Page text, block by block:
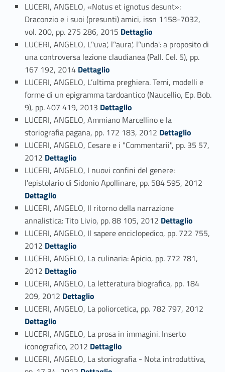
LUCERI, ANGELO, «Notus et ignotus desunt»:
Draconzio e i suoi (presunti) amici, issn 1158-7032,
vol. 200, pp. 275 286, 2015 Link identifier #identifier_person_9684-69
Dettaglio
LUCERI, ANGELO, L’'uva', l’'aura', l’'unda': a proposito di
una controversa lezione claudianea (Pall. Cel. 5), pp.
167 192, 2014 Link identifier #identifier_person_199589-70
Dettaglio
LUCERI, ANGELO, L’ultima preghiera. Temi, modelli e
forme di un epigramma tardoantico (Naucellio, Ep. Bob.
9), pp. 407 419, 2013 Link identifier #identifier_person_29138-71
Dettaglio
LUCERI, ANGELO, Ammiano Marcellino e la
storiografia pagana, pp. 172 183, 2012 Link identifier #identifier_person_44683-72
Dettaglio
LUCERI, ANGELO, Cesare e i "Commentarii", pp. 35 57,
2012 Link identifier #identifier_person_67432-73
Dettaglio
LUCERI, ANGELO, I nuovi confini del genere:
l'epistolario di Sidonio Apollinare, pp. 584 595, 2012
Dettaglio
LUCERI, ANGELO, Il ritorno della narrazione
annalistica: Tito Livio, pp. 88 105, 2012 Link identifier #identifier_person_187340-75
Dettaglio
LUCERI, ANGELO, Il sapere enciclopedico, pp. 722 755,
2012 Link identifier #identifier_person_4352-76
Dettaglio
LUCERI, ANGELO, La culinaria: Apicio, pp. 772 781,
2012 Link identifier #identifier_person_116329-77
Dettaglio
LUCERI, ANGELO, La letteratura biografica, pp. 184
209, 2012 Link identifier #identifier_person_176609-78
Dettaglio
LUCERI, ANGELO, La poliorcetica, pp. 782 797, 2012
Dettaglio
LUCERI, ANGELO, La prosa in immagini. Inserto
iconografico, 2012 Link identifier #identifier_person_23789-80
Dettaglio
LUCERI, ANGELO, La storiografia - Nota introduttiva,
Link identifier #identifier_person_107804-81